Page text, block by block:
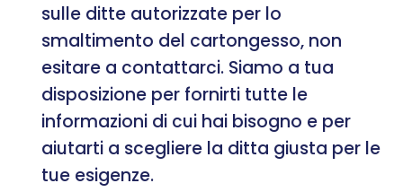
sulle ditte autorizzate per lo
smaltimento del cartongesso, non
esitare a contattarci. Siamo a tua
disposizione per fornirti tutte le
informazioni di cui hai bisogno e per
aiutarti a scegliere la ditta giusta per le
tue esigenze.